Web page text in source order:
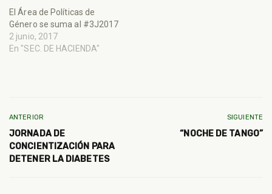
El Área de Políticas de
Género se suma al #3J2017
2 junio, 2017
En "SEC. DE HACIENDA"
ANTERIOR
JORNADA DE
CONCIENTIZACIÓN PARA
DETENER LA DIABETES
SIGUIENTE
“NOCHE DE TANGO”